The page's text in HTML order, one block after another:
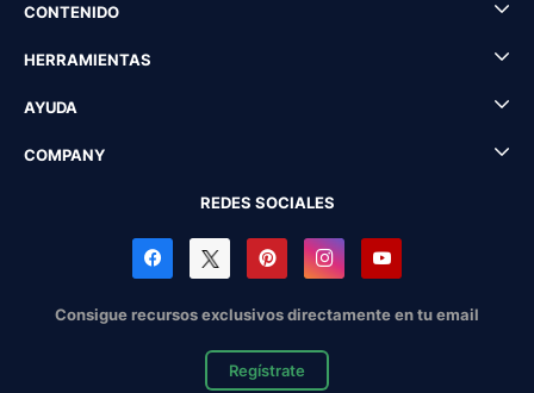
CONTENIDO
HERRAMIENTAS
AYUDA
COMPANY
REDES SOCIALES
Consigue recursos exclusivos directamente en tu email
Regístrate